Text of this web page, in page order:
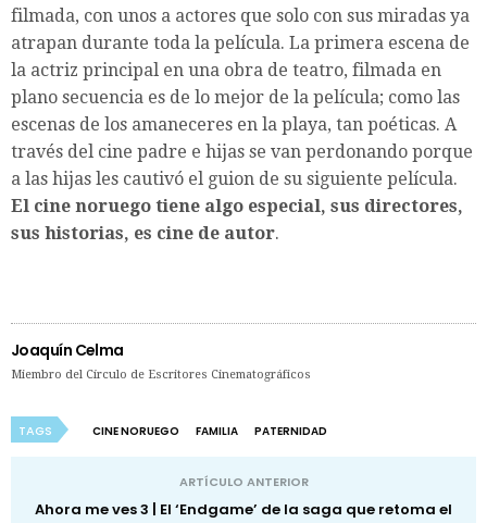
filmada, con unos a actores que solo con sus miradas ya
atrapan durante toda la película. La primera escena de
la actriz principal en una obra de teatro, filmada en
plano secuencia es de lo mejor de la película; como las
escenas de los amaneceres en la playa, tan poéticas. A
través del cine padre e hijas se van perdonando porque
a las hijas les cautivó el guion de su siguiente película.
El cine noruego tiene algo especial, sus directores,
sus historias, es cine de autor.
Joaquín Celma
Miembro del Círculo de Escritores Cinematográficos
TAGS CINE NORUEGO FAMILIA PATERNIDAD
ARTÍCULO ANTERIOR
Ahora me ves 3 | El ‘Endgame’ de la saga que retoma el